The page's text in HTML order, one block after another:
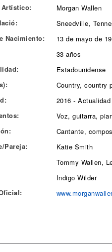
Artístico:
Morgan Wallen
Sneedville,
Nacimiento:
13 de mayo de
33 años
Estadounidense
Country, country
2016 - Actualidad
Voz, guitarra,
Cantante,
Pareja:
Katie Smith
Tommy Wallen,
Indigo Wilder